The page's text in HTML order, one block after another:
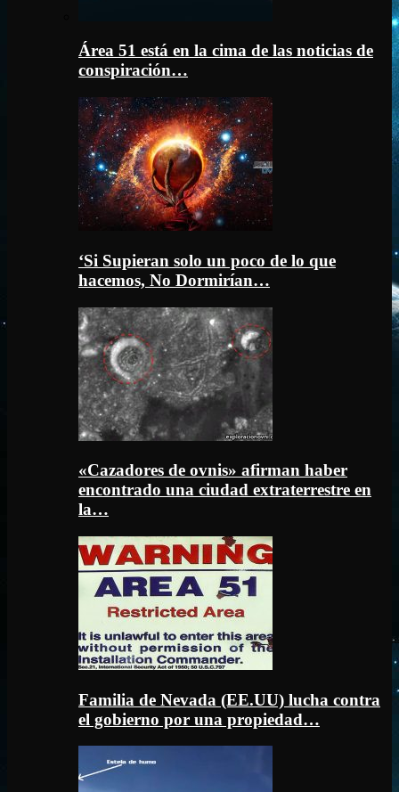
Área 51 está en la cima de las noticias de
conspiración…
‘Si Supieran solo un poco de lo que
hacemos, No Dormirían…
«Cazadores de ovnis» afirman haber
encontrado una ciudad extraterrestre en
la…
Familia de Nevada (EE.UU) lucha contra
el gobierno por una propiedad…